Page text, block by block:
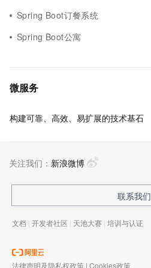
Spring Boot订餐系统
Spring Boot公寓
微服务
构建可靠、高效、易扩展的技术基石
关注我们： 新浪微博
联系我们
文档 | 开发者社区 | 天池大赛 | 培训与认证
法律声明及隐私权政策 | Cookies政策